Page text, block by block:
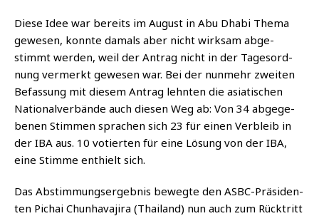
Die­se Idee war bereits im August in Abu Dha­bi The­ma
gewe­sen, konn­te damals aber nicht wirk­sam abge­
stimmt wer­den, weil der Antrag nicht in der Tages­ord­
nung ver­merkt gewe­sen war. Bei der nun­mehr zwei­ten
Befas­sung mit die­sem Antrag lehn­ten die asia­ti­schen
Natio­nal­ver­bän­de auch die­sen Weg ab: Von 34 abge­ge­
be­nen Stim­men spra­chen sich 23 für einen Ver­bleib in
der IBA aus. 10 votier­ten für eine Lösung von der IBA,
eine Stim­me ent­hielt sich.
Das Abstim­mungs­er­geb­nis beweg­te den ASBC-Prä­si­den­
ten Pichai Chun­ha­va­ji­ra (Thai­land) nun auch zum Rück­tritt